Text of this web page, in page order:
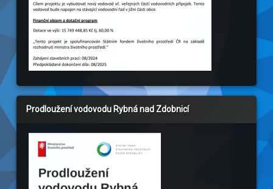
Prodloužení vodovodu Rybná nad Zdobnicí